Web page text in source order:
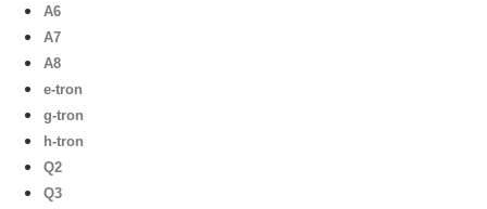
A6
A7
A8
e-tron
g-tron
h-tron
Q2
Q3